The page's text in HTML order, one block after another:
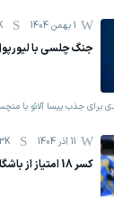
1 بهمن 1404
جنگ چلسی با
جذب ییسا آلائو با
11 آذر 1404
کسر 18 امتیاز از باشگاه تاریخی فوتبال انگلیس!